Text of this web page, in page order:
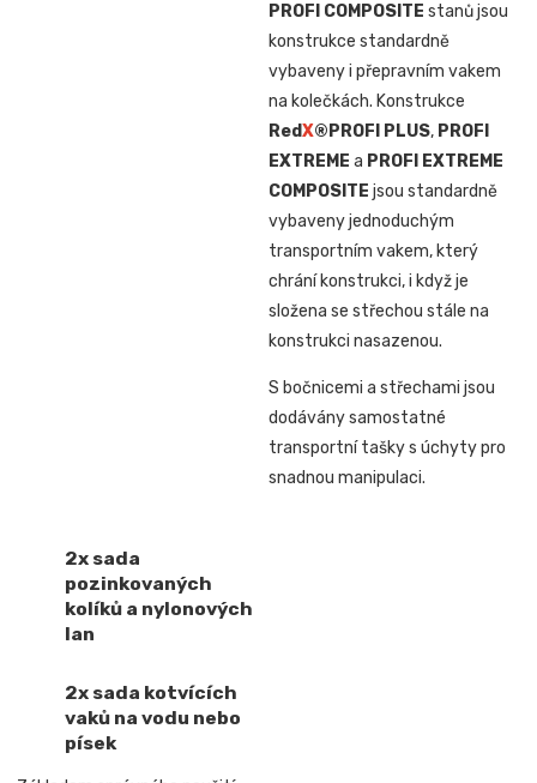
PROFI COMPOSITE stanů jsou
konstrukce standardně
vybaveny i přepravním vakem
na kolečkách. Konstrukce
RedX® PROFI PLUS, PROFI
EXTREME a PROFI EXTREME
COMPOSITE jsou standardně
vybaveny jednoduchým
transportním vakem, který
chrání konstrukci, i když je
složena se střechou stále na
konstrukci nasazenou.
S bočnicemi a střechami jsou
dodávány samostatné
transportní tašky s úchyty pro
snadnou manipulaci.
2x sada
pozinkovaných
kolíků a nylonových
lan
2x sada kotvících
vaků na vodu nebo
písek